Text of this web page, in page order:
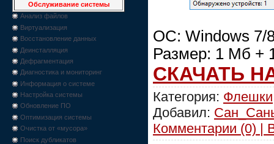
Обслуживание системы
Анализ файлов
Виртуализация
Восстановление данных
Деинсталляция
Дефрагментация
Диагностика и мониторинг
Информация о системе
Настройка системы
Обновление ПО
Оптимизация системы
Очистка от «мусора»
Поиск дубликатов
ОС: Windows 7/
Размер: 1 Мб +
СКАЧАТЬ
Категория:
Добавил:
Комментарии (0) |